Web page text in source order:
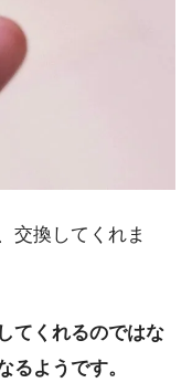
交換してくれま
てくれるのではな
るようです。